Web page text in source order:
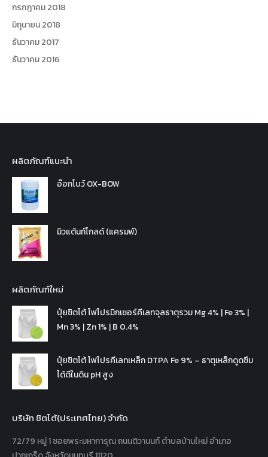
กรกฎาคม 2018
มิถุนายน 2018
ธันวาคม 2017
ธันวาคม 2016
ผลิตภัณฑ์แนะนำ
อ๊อกโบว์ OX-BOW
มิวแต้นท์โกลด์ (แครมพ์)
ผลิตภัณฑ์ใหม่
ปุ๋ยซิตโต้ โฟโปรมิกเซอร์คีเลทจุลธาตุรวม Mg 4% | Fe 3% |
Mn 3% | Zn 1% | B 0.4%
ปุ๋ยซิตโต้ โฟโปรคีเลทเหล็ก DTPA Fe 9% – ธาตุเหล็กดูดซึม
ได้ดีในดิน pH สูง
บริษัท ซิตโต้(ประเทศไทย) จำกัด
72/79 หมู่ 1 ซอยพระมหาการุณ ถนนติวานนท์ ตำบลบ้านใหม่ อำเภอ